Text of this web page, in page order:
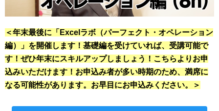
＜年末最後に「Excelラボ（パーフェクト・オペレーション
編）」を開催します！基礎編を受けていれば、受講可能で
す！ぜひ年末にスキルアップしましょう！ こちらよりお申
込みいただけます！お申込み者が多い時期のため、満席に
なる可能性があります。お早目にお申込みください。
＞